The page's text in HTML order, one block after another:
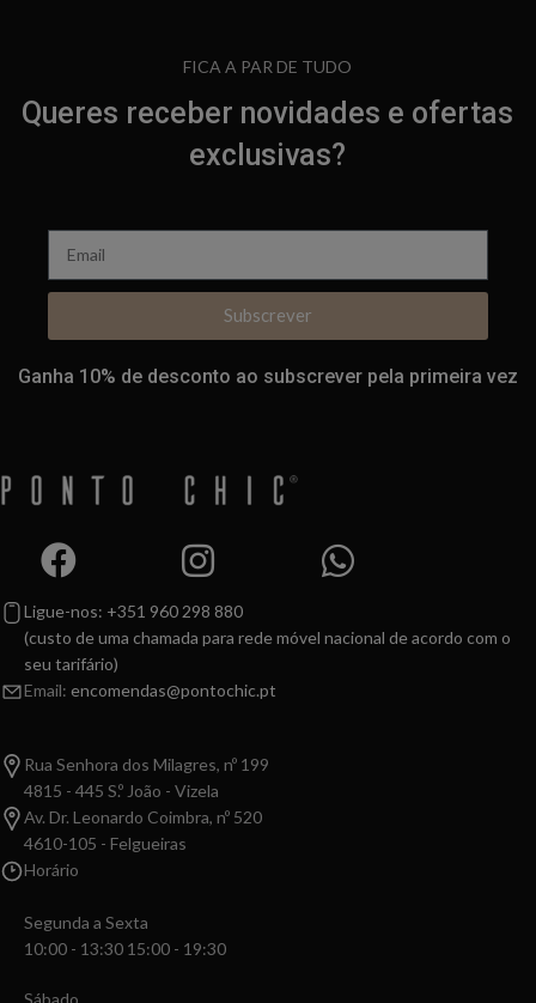
FICA A PAR DE TUDO
Queres receber novidades e ofertas
exclusivas?
Subscrever
Ganha 10% de desconto ao subscrever pela primeira vez
Ligue-nos: +351 960 298 880
(custo de uma chamada para rede móvel nacional de acordo com o
seu tarifário)
Email: encomendas@pontochic.pt
Rua Senhora dos Milagres, nº 199
4815 - 445 S.º João - Vizela
Av. Dr. Leonardo Coimbra, nº 520
4610-105 - Felgueiras
Horário
Segunda a Sexta
10:00 - 13:30 15:00 - 19:30
Sábado